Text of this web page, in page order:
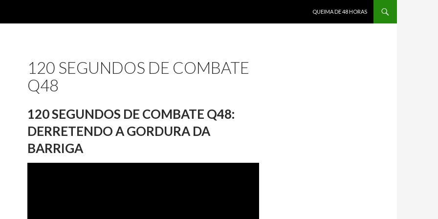
QUEIMA DE 48 HORAS
120 SEGUNDOS DE COMBATE
Q48
120 SEGUNDOS DE COMBATE Q48:
DERRETENDO A GORDURA DA
BARRIGA